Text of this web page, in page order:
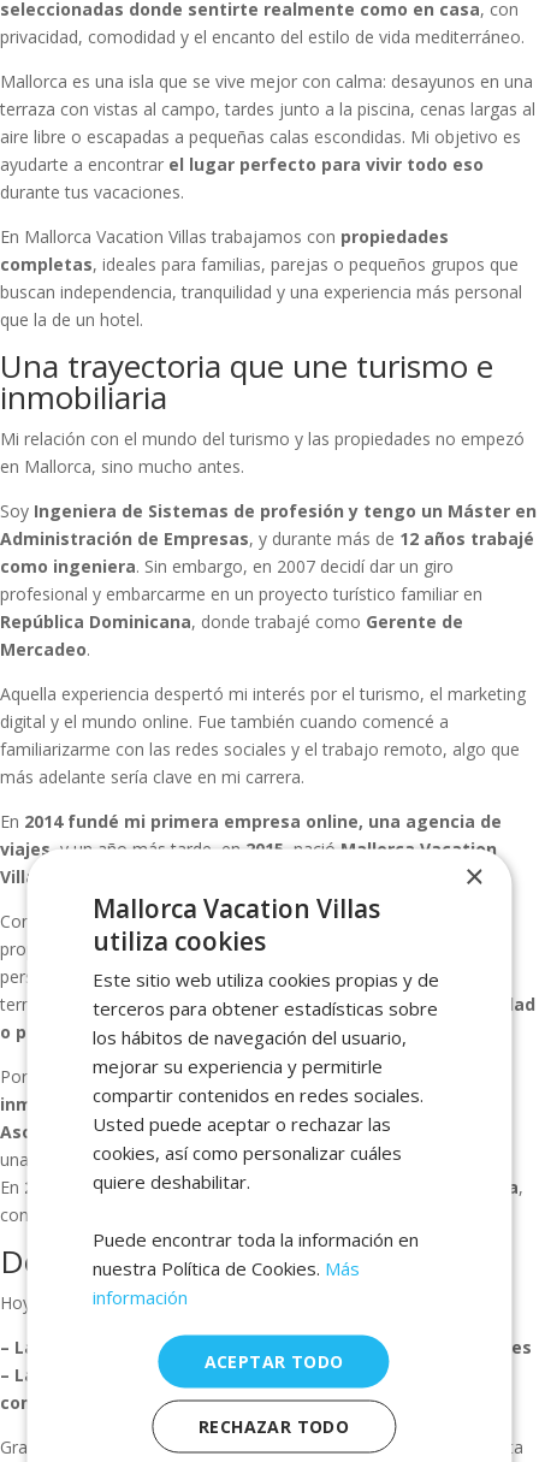
seleccionadas donde sentirte realmente como en casa, con
privacidad, comodidad y el encanto del estilo de vida mediterráneo.
Mallorca es una isla que se vive mejor con calma: desayunos en una
terraza con vistas al campo, tardes junto a la piscina, cenas largas al
aire libre o escapadas a pequeñas calas escondidas. Mi objetivo es
ayudarte a encontrar el lugar perfecto para vivir todo eso
durante tus vacaciones.
En Mallorca Vacation Villas trabajamos con propiedades
completas, ideales para familias, parejas o pequeños grupos que
buscan independencia, tranquilidad y una experiencia más personal
que la de un hotel.
Una trayectoria que une turismo e
inmobiliaria
Mi relación con el mundo del turismo y las propiedades no empezó
en Mallorca, sino mucho antes.
Soy Ingeniera de Sistemas de profesión y tengo un Máster en
Administración de Empresas, y durante más de 12 años trabajé
como ingeniera. Sin embargo, en 2007 decidí dar un giro
profesional y embarcarme en un proyecto turístico familiar en
República Dominicana, donde trabajé como Gerente de
Mercadeo.
Aquella experiencia despertó mi interés por el turismo, el marketing
digital y el mundo online. Fue también cuando comencé a
familiarizarme con las redes sociales y el trabajo remoto, algo que
más adelante sería clave en mi carrera.
En 2014 fundé mi primera empresa online, una agencia de
viajes , y un año más tarde, en 2015 , nació Mallorca Vacation
Villas
, enfocada en el alquiler de casas vacacionales en la isla.
Con el paso del tiempo, el contacto constante con viajeros y
propietarios me llevó también al sector inmobiliario. Muchas
personas que descubrían Mallorca durante sus vacaciones
terminaban preguntándome cómo podíancomprar una propiedad
o pasar más tiempo en la isla.
Por eso en
2019 decidí dedicarme plenamente al mundo
inmobiliario y al alquiler vacacional, y me uní como
Asociada a la red inmobiliaria internacional RE/MAX Island
una de las compañías inmobiliarias más reconocidas del mundo.
En 2020 completé además el Máster en Gestión Inmobiliaria,
consolidando así mi formación en el sector.
Dos mundos que se complementan
Hoy mi trabajo une dos mundos que encajan de forma natural:
– Las casas donde disfrutar Mallorca durante tus vacaciones
– Las propiedades donde muchas personas deciden
comenzar una nueva etapa de su vida
Gracias a esta experiencia, puedo ofrecer una visión muy completa
×
Mallorca Vacation Villas
utiliza cookies
Este sitio web utiliza cookies propias y de
terceros para obtener estadísticas sobre
los hábitos de navegación del usuario,
mejorar su experiencia y permitirle
compartir contenidos en redes sociales.
Usted puede aceptar o rechazar las
cookies, así como personalizar cuáles
quiere deshabilitar.
Puede encontrar toda la información en
nuestra Política de Cookies. Más
información
ACEPTAR TODO
RECHAZAR TODO